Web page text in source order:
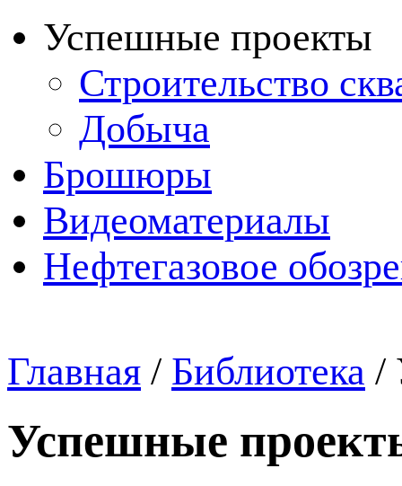
Успешные проекты
Строительство
Добыча
Брошюры
Видеоматериалы
Нефтегазовое
Главная / Библиотека /
Успешные